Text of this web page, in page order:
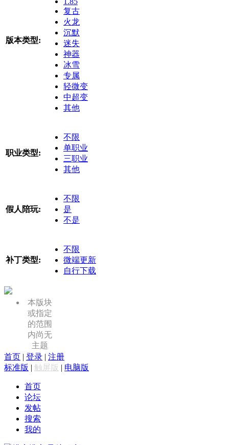
版本类型:
复古
火龙
沉默
迷失
神器
冰雪
专属
轻微变
中超变
其他
职业类型:
不限
单职业
三职业
其他
假人陪玩:
不限
是
不是
补丁类型:
不限
微端更新
自行下载
本版块
或指定
的范围
内尚无
主题
首页 | 登录 | 注册
标准版 | 触屏版 | 电脑版
首页
论坛
发帖
搜索
我的